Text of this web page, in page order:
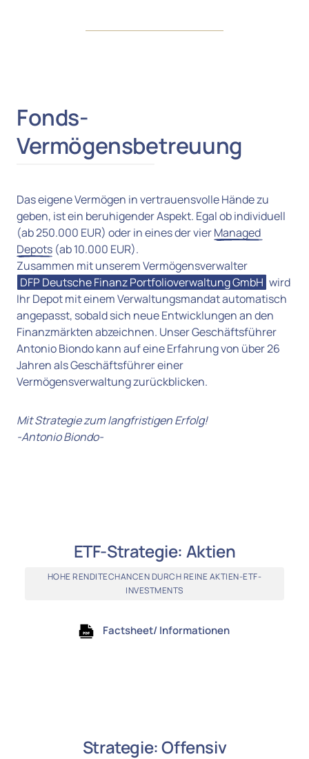
Fonds-
Vermögensbetreuung
Das eigene Vermögen in vertrauensvolle Hände zu
geben, ist ein beruhigender Aspekt. Egal ob individuell
(ab 250.000 EUR) oder in eines der vier
Depots (ab 10.000 EUR).
DFP Deutsche Finanz Portfolioverwaltung GmbH wird
Ihr Depot mit einem Verwaltungsmandat automatisch
angepasst, sobald sich neue Entwicklungen an den
Finanzmärkten abzeichnen. Unser Geschäftsführer
Antonio Biondo kann auf eine Erfahrung von über 26
Jahren als Geschäftsführer einer
Vermögensverwaltung zurückblicken.
Mit Strategie zum langfristigen Erfolg!
-Antonio Biondo-
ETF-Strategie: Aktien
HOHE RENDITECHANCEN DURCH REINE AKTIEN-ETF-
INVESTMENTS
Factsheet/ Informationen
Strategie: Offensiv